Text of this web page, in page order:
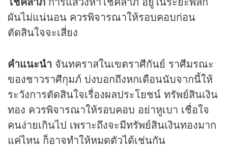
ผันไม่แน่นอน ควรพิจารณาให้รอบคอบก่อน
ตัดสินใจจะเสี่ยง
คำแนะนำ จันทคราสในเขตราศีกันย์ ราศีมรณะ
ของชาวราศีกุมภ์ บ่งบอกถึงหกเดือนนับจากนี้ให้
ระวังการตัดสินใจเรื่องผลประโยชน์ ทรัพย์สินเงิน
ทอง ควรพิจารณาให้รอบคอบ อย่าหูเบา เชื่อใจ
คนง่ายเกินไป เพราะถึงจะมีทรัพย์สินเงินทองมาก
แค่ไหน ก็อาจทำให้หมดตัวได้เช่นกัน